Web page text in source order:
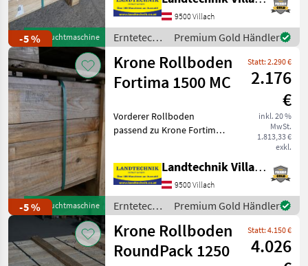
-5 %Gebrauchtmaschine
den hinteren Rollboden,
passend zum Modell Krone
F
9500 Villach
Erntetechnik
Grünland /
Krone
Premium Gold Händler
-5 %Gebrauchtmaschine
Krone Rollboden
Fortima 1500 MC
Statt: 2.290 €
2.176
€
inkl. 20 %
MwSt.
1.813,33 €
exkl.
Vorderer Rollboden
passend zu Krone Fortima
warten, bieten wir Ihnen
den hinteren Rollboden,
passend zum Modell Krone
F
Landtechnik Villach GmbH
9500 Villach
Erntetechnik
Grünland /
Krone
Premium Gold Händler
Krone Rollboden
RoundPack 1250
Statt: 4.150 €
4.026